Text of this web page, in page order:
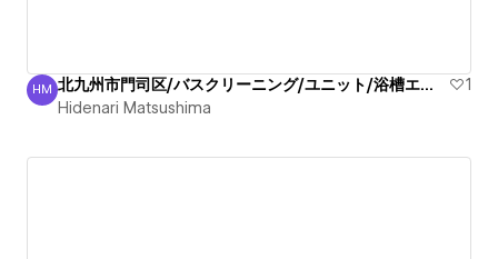
Hidenari Matsushima
HM 北九州市門司区/バスクリーニング/ユニット/浴槽エプロン/清掃
1
Hidenari Matsushima